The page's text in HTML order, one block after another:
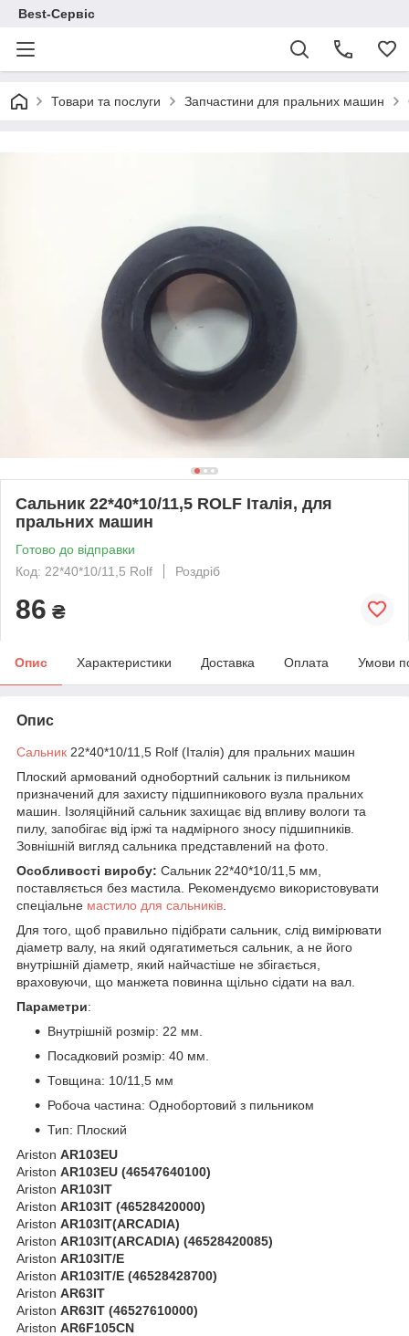
Best-Сервіс
Товари та послуги Запчастини для пральних машин
Сальник 22*40*10/11,5 ROLF Італія, для
пральних машин
Готово до відправки
Код: 22*40*10/11,5 Rolf
Роздріб
86 ₴
Опис Характеристики Доставка Оплата Умови
Опис
Сальник 22*40*10/11,5 Rolf (Італія) для пральних машин
Плоский армований однобортний сальник із пильником
призначений для захисту підшипникового вузла пральних
машин. Ізоляційний сальник захищає від впливу вологи та
пилу, запобігає від іржі та надмірного зносу підшипників.
Зовнішній вигляд сальника представлений на фото.
Особливості виробу: Сальник 22*40*10/11,5 мм,
поставляється без мастила. Рекомендуємо використовувати
спеціальне мастило для сальників
Для того, щоб правильно підібрати сальник, слід вимірювати
діаметр валу, на який одягатиметься сальник, а не його
внутрішній діаметр, який найчастіше не збігається,
враховуючи, що манжета повинна щільно сідати на вал.
Параметри:
Внутрішній розмір: 22 мм.
Посадковий розмір: 40 мм.
Товщина: 10/11,5 мм
Робоча частина: Однобортовий з пильником
Тип: Плоский
Ariston AR103EU
Ariston AR103EU (46547640100)
Ariston AR103IT
Ariston AR103IT (46528420000)
Ariston AR103IT(ARCADIA)
Ariston AR103IT(ARCADIA) (46528420085)
Ariston AR103IT/E
Ariston AR103IT/E (46528428700)
Ariston AR63IT
Ariston AR63IT (46527610000)
Ariston AR6F105CN